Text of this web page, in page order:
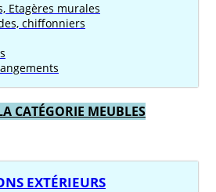
Etagères murales
chiffonniers
CATÉGORIE MEUBLES
EXTÉRIEURS